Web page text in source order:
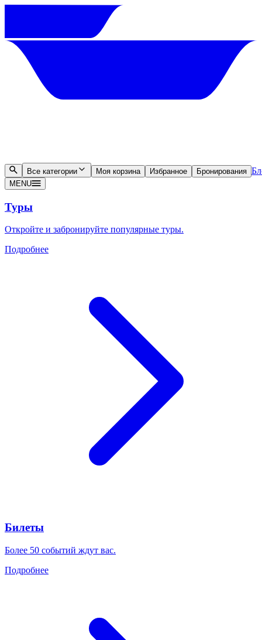
Все категории Моя корзина Избранное Бронирования
MENU
Туры
Откройте и забронируйте популярные туры.
Подробнее
Билеты
Более 50 событий ждут вас.
Подробнее